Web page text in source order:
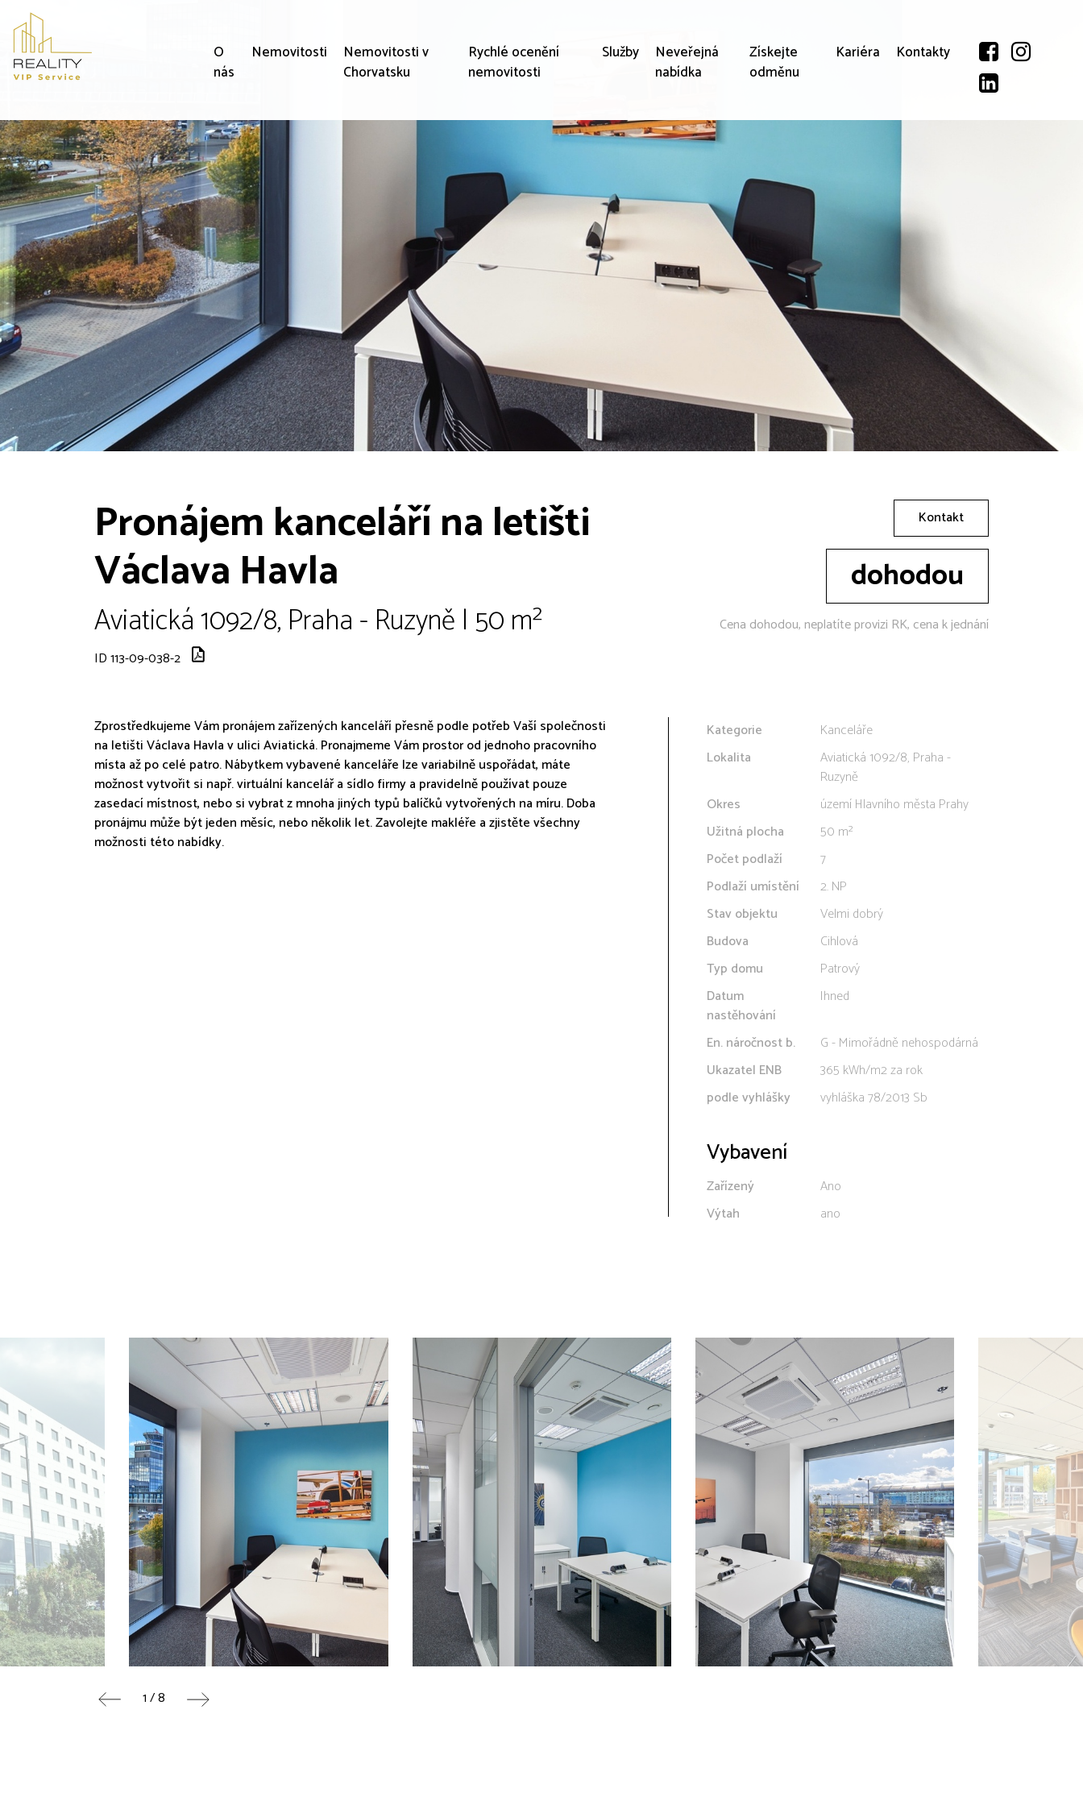
O
nás
Nemovitosti
Nemovitosti v
Chorvatsku
Rychlé ocenění
nemovitosti
Služby
Neveřejná
nabídka
Získejte
odměnu
Kariéra Kontakty
Pronájem kanceláří na letišti
Václava Havla
Aviatická 1092/8, Praha - Ruzyně | 50 m²
ID 113-09-038-2
Kontakt
dohodou
Cena dohodou, neplatíte provizi RK, cena k jednání
Zprostředkujeme Vám pronájem zařízených kanceláří přesně podle potřeb Vaší společnosti
na letišti Václava Havla v ulici Aviatická. Pronajmeme Vám prostor od jednoho pracovního
místa až po celé patro. Nábytkem vybavené kanceláře lze variabilně uspořádat, máte
možnost vytvořit si např. virtuální kancelář a sídlo firmy a pravidelně používat pouze
zasedací místnost, nebo si vybrat z mnoha jiných typů balíčků vytvořených na míru. Doba
pronájmu může být jeden měsíc, nebo několik let. Zavolejte makléře a zjistěte všechny
možnosti této nabídky.
Kategorie
Kanceláře
Lokalita
Aviatická 1092/8, Praha -
Ruzyně
Okres
území Hlavního města Prahy
Užitná plocha
50 m²
Počet podlaží
7
Podlaží umístění
2. NP
Stav objektu
Velmi dobrý
Budova
Cihlová
Typ domu
Patrový
Datum
nastěhování
Ihned
En. náročnost b.
G - Mimořádně nehospodárná
Ukazatel ENB
365 kWh/m2 za rok
podle vyhlášky
vyhláška 78/2013 Sb
Vybavení
Zařízený
Ano
Výtah
ano
1 / 8